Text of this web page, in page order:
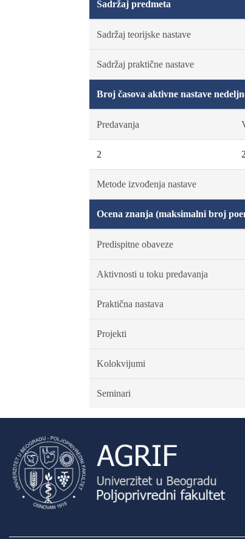
Sadržaj predmeta
Sadržaj teorijske nastave
Sadržaj praktične nastave
Broj časova aktivne nastave
Predavanja
2 2
Metode izvođenja nastave
Ocena znanja (maksimalni broj
Predispitne obaveze
Aktivnosti u toku predavanja
Praktična nastava
Projekti
Kolokvijumi
Seminari